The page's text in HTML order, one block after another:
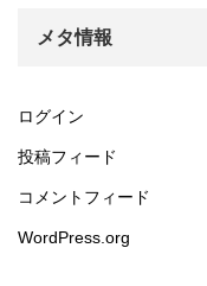
メタ情報
ログイン
投稿フィード
コメントフィード
WordPress.org